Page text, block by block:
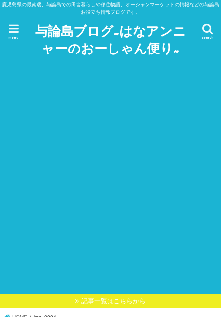
鹿児島県の最南端、与論島での田舎暮らしや移住物語、オーシャンマーケットの情報などの与論島
お役立ち情報ブログです。
与論島ブログ~はなアンニ
ャーのおーしゃん便り~
search
menu
記事一覧はこちらから